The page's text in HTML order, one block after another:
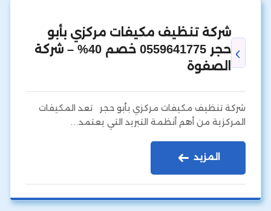
شركة تنظيف مكيفات مركزي بأبو
حجر 0559641775 خصم 40% – شركة
الصفوة
شركة تنظيف مكيفات مركزي بأبو حجر تعد المكيفات
المركزية من أهم أنظمة التبريد التي يعتمد…
المزيد